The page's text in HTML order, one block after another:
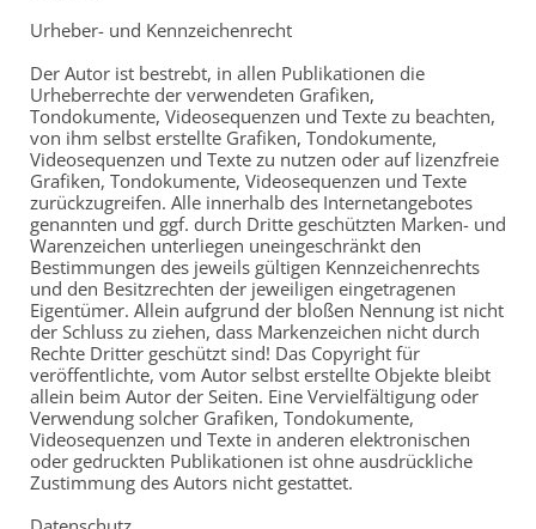
Urheber- und Kennzeichenrecht
Der Autor ist bestrebt, in allen Publikationen die
Urheberrechte der verwendeten Grafiken,
Tondokumente, Videosequenzen und Texte zu beachten,
von ihm selbst erstellte Grafiken, Tondokumente,
Videosequenzen und Texte zu nutzen oder auf lizenzfreie
Grafiken, Tondokumente, Videosequenzen und Texte
zurückzugreifen. Alle innerhalb des Internetangebotes
genannten und ggf. durch Dritte geschützten Marken- und
Warenzeichen unterliegen uneingeschränkt den
Bestimmungen des jeweils gültigen Kennzeichenrechts
und den Besitzrechten der jeweiligen eingetragenen
Eigentümer. Allein aufgrund der bloßen Nennung ist nicht
der Schluss zu ziehen, dass Markenzeichen nicht durch
Rechte Dritter geschützt sind! Das Copyright für
veröffentlichte, vom Autor selbst erstellte Objekte bleibt
allein beim Autor der Seiten. Eine Vervielfältigung oder
Verwendung solcher Grafiken, Tondokumente,
Videosequenzen und Texte in anderen elektronischen
oder gedruckten Publikationen ist ohne ausdrückliche
Zustimmung des Autors nicht gestattet.